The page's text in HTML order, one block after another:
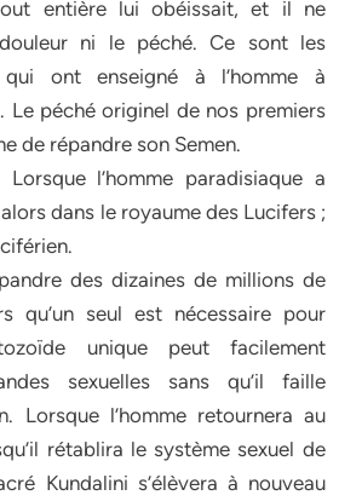
entière lui obéissait, et il ne
ni le péché. Ce sont les
qui ont enseigné à l’homme à
Le péché originel de nos premiers
de répandre son Semen.
l’homme paradisiaque a
dans le royaume des Lucifers ;
des dizaines de millions de
qu’un seul est nécessaire pour
unique peut facilement
sexuelles sans qu’il faille
Lorsque l’homme retournera au
rétablira le système sexuel de
Kundalini s’élèvera à nouveau